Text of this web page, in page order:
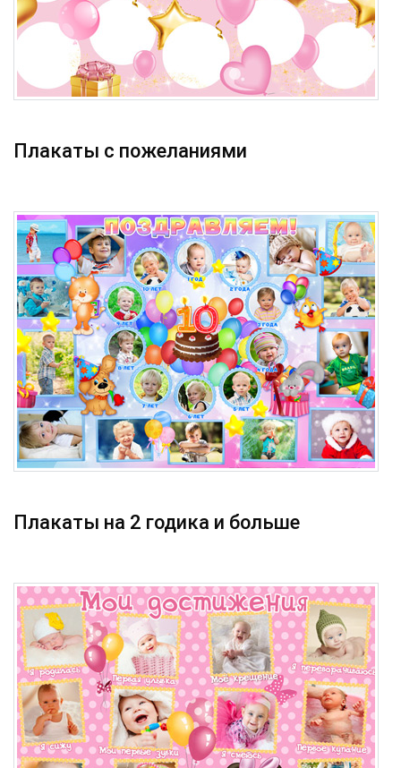
Плакаты с пожеланиями
Плакаты на 2 годика и больше